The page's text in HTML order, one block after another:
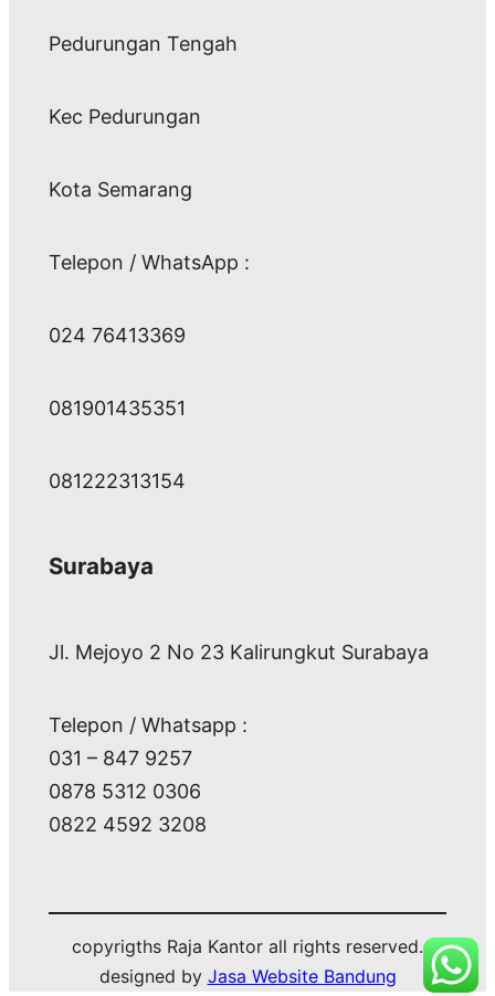
Pedurungan Tengah
Kec Pedurungan
Kota Semarang
Telepon / WhatsApp :
024 76413369
081901435351
081222313154
Surabaya
Jl. Mejoyo 2 No 23 Kalirungkut Surabaya
Telepon / Whatsapp :
031 – 847 9257
0878 5312 0306
0822 4592 3208
copyrigths Raja Kantor all rights reserved.
designed by Jasa Website Bandung